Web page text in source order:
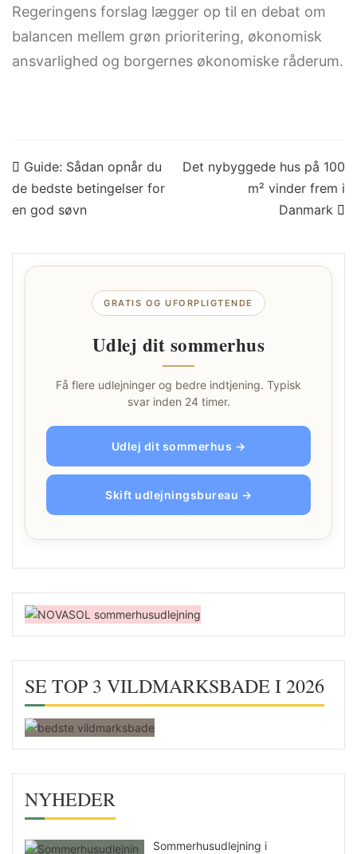
Regeringens forslag lægger op til en debat om
balancen mellem grøn prioritering, økonomisk
ansvarlighed og borgernes økonomiske råderum.
Indlægsnavigation
Guide: Sådan opnår du
de bedste betingelser for
en god søvn
Det nybyggede hus på 100
m² vinder frem i
Danmark
GRATIS OG UFORPLIGTENDE
Udlej dit sommerhus
Få flere udlejninger og bedre indtjening. Typisk
svar inden 24 timer.
Udlej dit sommerhus →
Skift udlejningsbureau →
SE TOP 3 VILDMARKSBADE I 2026
NYHEDER
Sommerhusudlejning i